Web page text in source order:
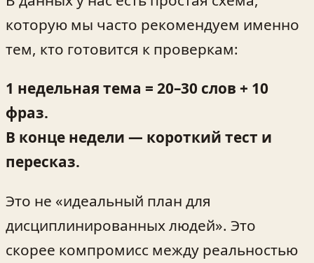
которую мы часто рекомендуем именно
тем, кто готовится к проверкам:
1 недельная тема = 20–30 слов + 10
фраз.
В конце недели — короткий тест и
пересказ.
Это не «идеальный план для
дисциплинированных людей». Это
скорее компромисс между реальностью